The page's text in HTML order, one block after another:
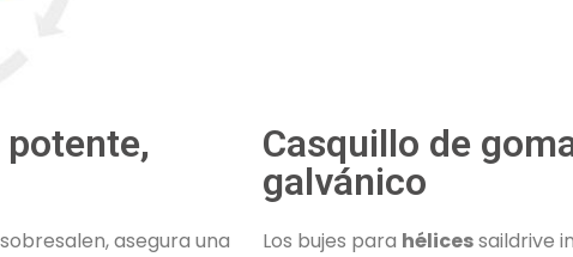
asegura una
Casquillo de
galvánico
Los bujes para hélicessaildrive